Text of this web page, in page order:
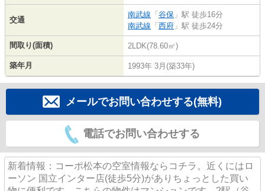
交通
南武線 「 谷保 」駅 徒歩16分
南武線 「 西府 」駅 徒歩24分
間取り(面積) 2LDK(78.60㎡)
築年月 1993年 3月(築33年)
メールでお問い合わせする(無料)
電話でお問い合わせする
新着情報：コーポ松本の空室情報ならコチラ。近くにはロ
ーソン 国立インター店(徒歩5分)がありちょっとした買い